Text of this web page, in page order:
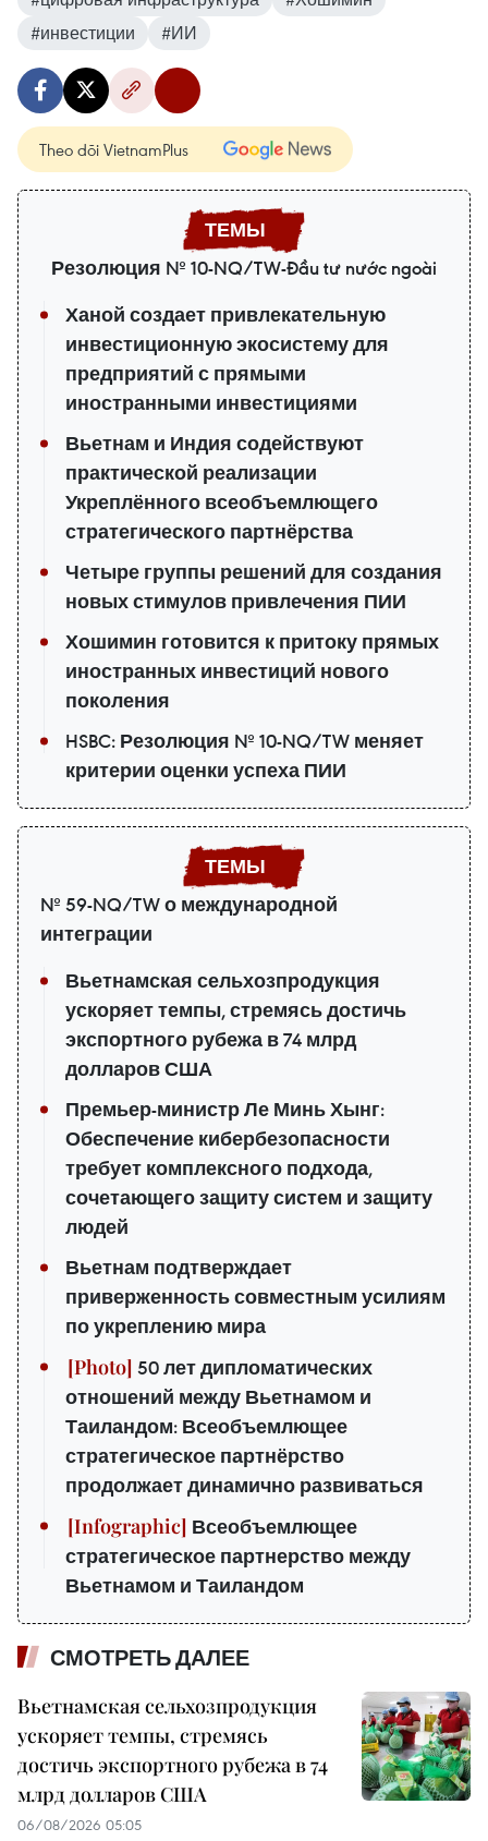
#инвестиции
#ИИ
Theo dõi VietnamPlus
Резолюция № 10-NQ/TW-Đầu tư nước ngoài
Ханой создает привлекательную
инвестиционную экосистему для
предприятий с прямыми
иностранными инвестициями
Вьетнам и Индия содействуют
практической реализации
Укреплённого всеобъемлющего
стратегического партнёрства
Четыре группы решений для создания
новых стимулов привлечения ПИИ
Хошимин готовится к притоку прямых
иностранных инвестиций нового
поколения
HSBC: Резолюция № 10-NQ/TW меняет
критерии оценки успеха ПИИ
№ 59-NQ/TW о международной
интеграции
Вьетнамская сельхозпродукция
ускоряет темпы, стремясь достичь
экспортного рубежа в 74 млрд
долларов США
Премьер-министр Ле Минь Хынг:
Обеспечение кибербезопасности
требует комплексного подхода,
сочетающего защиту систем и защиту
людей
Вьетнам подтверждает
приверженность совместным усилиям
по укреплению мира
50 лет дипломатических
отношений между Вьетнамом и
Таиландом: Всеобъемлющее
стратегическое партнёрство
продолжает динамично развиваться
Всеобъемлющее
стратегическое партнерство между
Вьетнамом и Таиландом
СМОТРЕТЬ ДАЛЕЕ
Вьетнамская сельхозпродукция
ускоряет темпы, стремясь
достичь экспортного рубежа в 74
млрд долларов США
06/08/2026 05:05